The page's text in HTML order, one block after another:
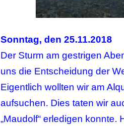
Sonntag, den 25.11.2018
Der Sturm am gestrigen
uns die Entscheidung der
Eigentlich wollten wir am
aufsuchen. Dies taten wir
„Maudolf“ erledigen konnte.